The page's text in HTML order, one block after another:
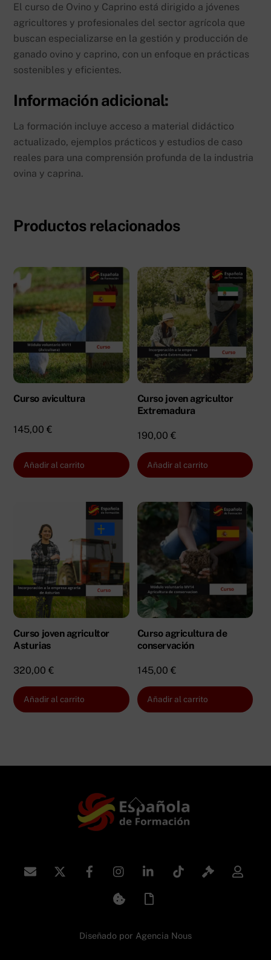
El curso de Ovino y Caprino está dirigido a jóvenes
agricultores y profesionales del sector agrícola que
buscan especializarse en la gestión y producción de
ganado ovino y caprino, con un enfoque en prácticas
sostenibles y eficientes.
Información adicional:
La formación incluye acceso a material didáctico
actualizado, ejemplos prácticos y estudios de caso
reales para una comprensión profunda de la industria
ovina y caprina.
Productos relacionados
Curso avicultura
145,00€
Añadir al carrito
Curso joven agricultor
Extremadura
190,00 €
Añadir al carrito
Curso joven agricultor
Asturias
320,00€
Añadir al carrito
Curso agricultura de
conservación
145,00 €
Añadir al carrito
Back
To
Diseñado por Agencia Nous